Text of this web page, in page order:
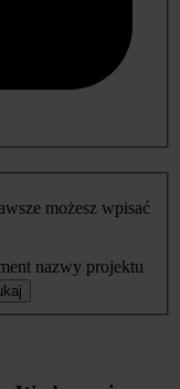
możesz wpisać
nazwy projektu